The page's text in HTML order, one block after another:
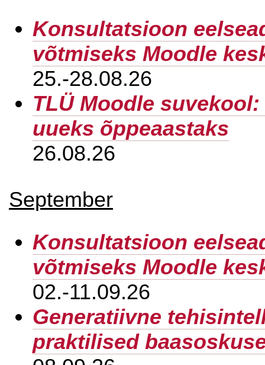
Konsultatsioon
võtmiseks Moodle
25.-28.08.26
TLÜ Moodle
uueks õppeaastaks
26.08.26
September
Konsultatsioon
võtmiseks Moodle
02.-11.09.26
Generatiivne
praktilised